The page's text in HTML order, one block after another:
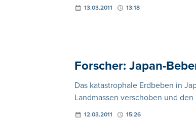
13.03.2011 13:18
Forscher: Japan-
Das katastrophale Erdbeben in
Landmassen verschoben und
12.03.2011 15:26